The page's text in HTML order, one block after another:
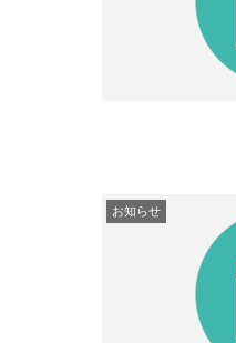
お知らせ